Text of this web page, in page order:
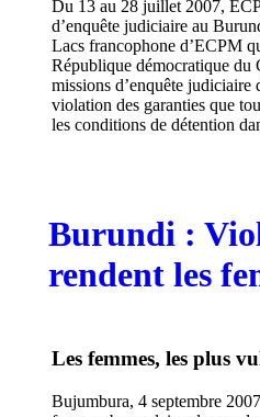
Du 13 au 28 juillet 2007,
d’enquête judiciaire au
Lacs francophone d’ECPM
République démocratique du
missions d’enquête judiciaire
violation des garanties que
les conditions de détention
Burundi :
rendent les
Les femmes, les plus
Bujumbura, 4 septembre